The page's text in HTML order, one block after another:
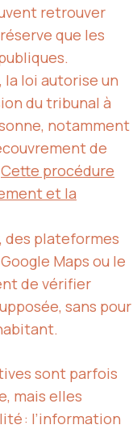
retrouver
que les
la loi autorise un
du tribunal à
notamment
de
Cette procédure
et la
des plateformes
Maps ou le
de vérifier
sans pour
sont parfois
mais elles
: l’information